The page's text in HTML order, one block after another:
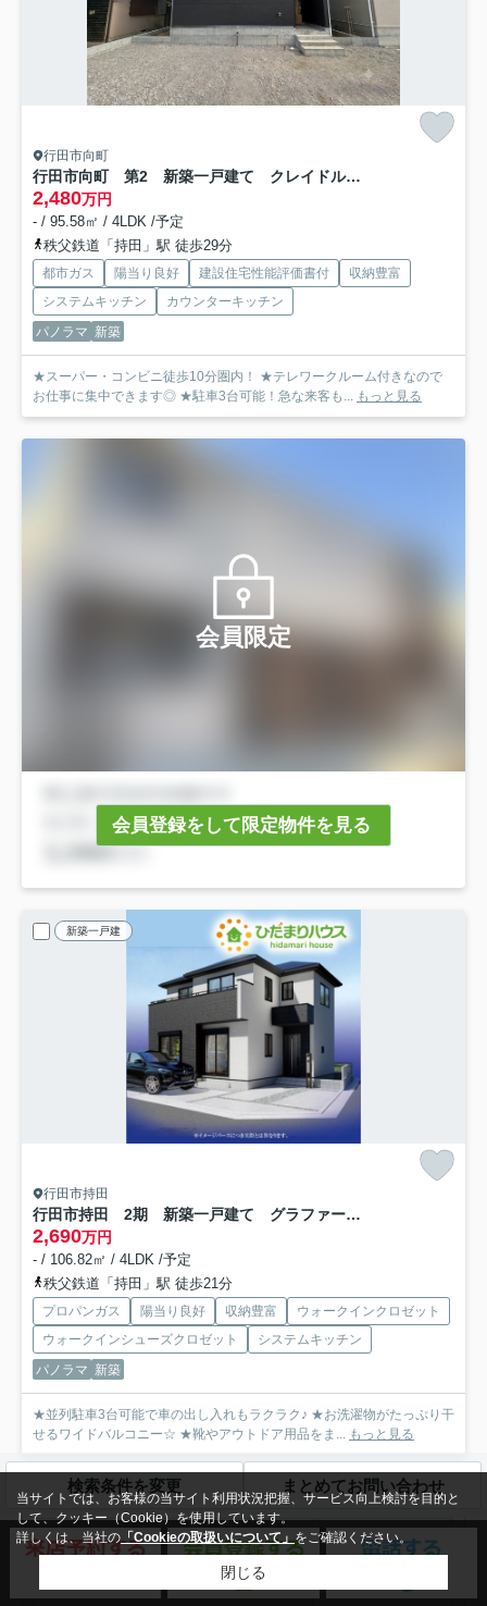
行田市向町
行田市向町 第2 新築一戸建て クレイドルガーデン 02
2,480万円
- / 95.58㎡ / 4LDK /予定
秩父鉄道「持田」駅 徒歩29分
都市ガス 陽当り良好 建設住宅性能評価書付
収納豊富
システムキッチン
カウンターキッチン
パノラマ 新築
★スーパー・コンビニ徒歩10分圏内！ ★テレワークルーム付きなので
お仕事に集中できます◎ ★駐車3台可能！急な来客も... もっと見る
会員限定
会員登録をして限定物件を見る
新築一戸建
行田市持田
行田市持田 2期 新築一戸建て グラファーレ 01
2,690万円
- / 106.82㎡ / 4LDK /予定
秩父鉄道「持田」駅 徒歩21分
プロパンガス 陽当り良好 収納豊富
ウォークインクロゼット
ウォークインシューズクロゼット
システムキッチン
パノラマ 新築
★並列駐車3台可能で車の出し入れもラクラク♪ ★お洗濯物がたっぷり干
せるワイドバルコニー☆ ★靴やアウトドア用品をま... もっと見る
持田の掲載物件の価格相場
価格相場 募集件数
-
検索条件を変更 まとめてお問い合わせ
当サイトでは、お客様の当サイト利用状況把握、サービス向上検討を目的と
して、クッキー（Cookie）を使用しています。
詳しくは、当社の「Cookieの取扱いについて」をご確認ください。
閉じる